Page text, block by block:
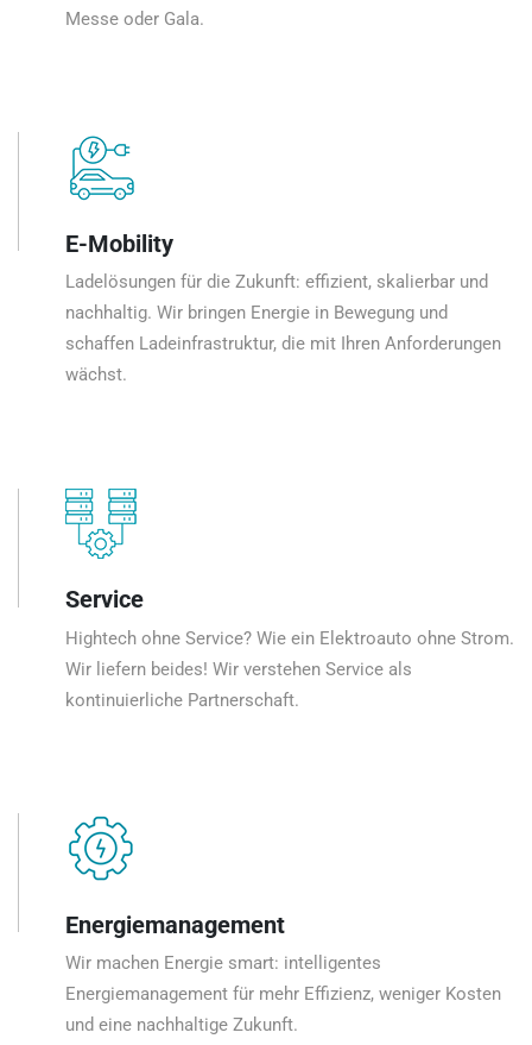
Messe oder Gala.
E-Mobility
Ladelösungen für die Zukunft: effizient, skalierbar und
nachhaltig. Wir bringen Energie in Bewegung und
schaffen Ladeinfrastruktur, die mit Ihren Anforderungen
wächst.
Service
Hightech ohne Service? Wie ein Elektroauto ohne Strom.
Wir liefern beides! Wir verstehen Service als
kontinuierliche Partnerschaft.
Energiemanagement
Wir machen Energie smart: intelligentes
Energiemanagement für mehr Effizienz, weniger Kosten
und eine nachhaltige Zukunft.